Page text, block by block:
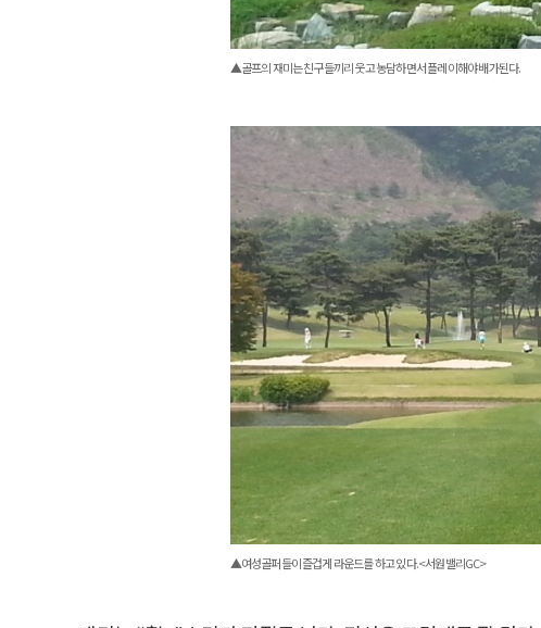
▲골프의 재미는 친구들끼리 웃고 농담하면서 플레이해야 배가된다.
▲여성골퍼들이 즐겁게 라운드를 하고 있다.<서원밸리GC>